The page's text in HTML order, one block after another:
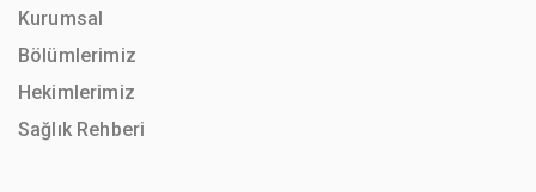
Kurumsal
Bölümlerimiz
Hekimlerimiz
Sağlık Rehberi